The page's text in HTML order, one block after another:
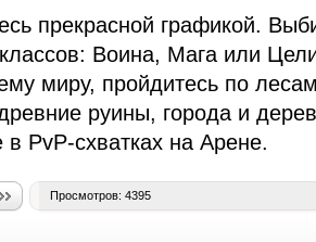
прекрасной графикой.
Воина, Мага или
миру, пройдитесь по
руины, города и
в PvP-схватках на Арене.
Просмотров: 4395